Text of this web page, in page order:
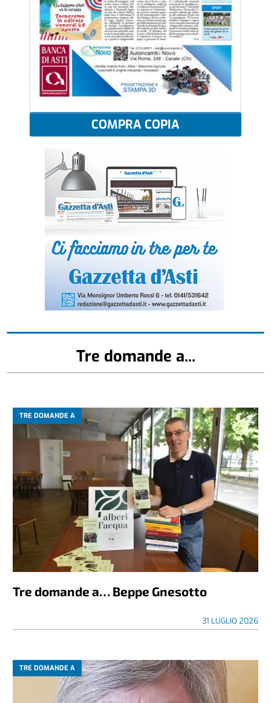
COMPRA COPIA
Tre domande a...
TRE DOMANDE A
Tre domande a… Beppe Gnesotto
31 LUGLIO 2026
TRE DOMANDE A